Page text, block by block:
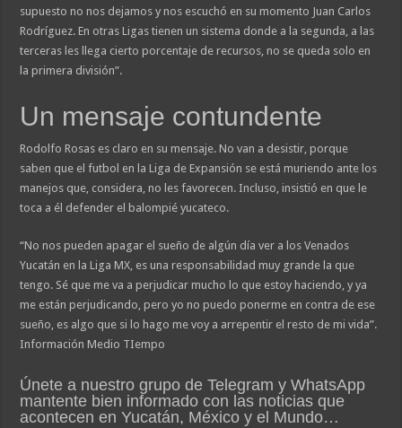
supuesto no nos dejamos y nos escuchó en su momento Juan Carlos
Rodríguez. En otras Ligas tienen un sistema donde a la segunda, a las
terceras les llega cierto porcentaje de recursos, no se queda solo en
la primera división”.
Un mensaje contundente
Rodolfo Rosas es claro en su mensaje. No van a desistir, porque
saben que el futbol en la Liga de Expansión se está muriendo ante los
manejos que, considera, no les favorecen. Incluso, insistió en que le
toca a él defender el balompié yucateco.
“No nos pueden apagar el sueño de algún día ver a los Venados
Yucatán en la Liga MX, es una responsabilidad muy grande la que
tengo. Sé que me va a perjudicar mucho lo que estoy haciendo, y ya
me están perjudicando, pero yo no puedo ponerme en contra de ese
sueño, es algo que si lo hago me voy a arrepentir el resto de mi vida”.
Información Medio TIempo
Únete a nuestro grupo de Telegram y WhatsApp
mantente bien informado con las noticias que
acontecen en Yucatán, México y el Mundo…